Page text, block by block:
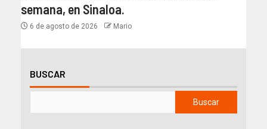
semana, en Sinaloa.
6 de agosto de 2026 Mario
BUSCAR
Buscar